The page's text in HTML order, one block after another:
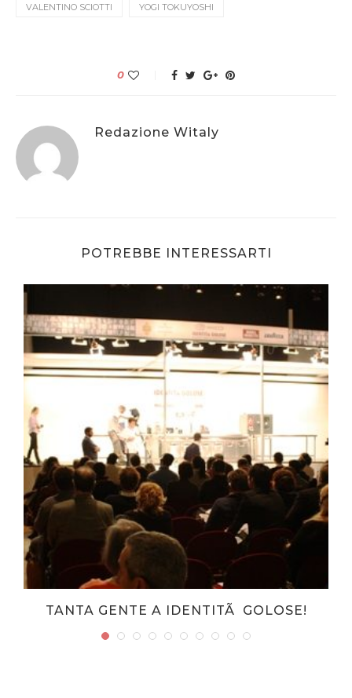
VALENTINO SCIOTTI YOGI TOKUYOSHI
0
Redazione Witaly
POTREBBE INTERESSARTI
TANTA GENTE A IDENTITÃ GOLOSE!